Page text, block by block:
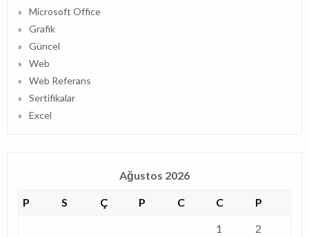
Microsoft Office
Grafik
Güncel
Web
Web Referans
Sertifikalar
Excel
Ağustos 2026
P S Ç P C C
P
1
2